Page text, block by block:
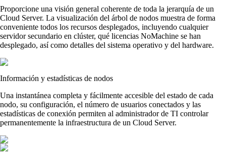
Proporcione una visión general coherente de toda la jerarquía de un
Cloud Server. La visualización del árbol de nodos muestra de forma
conveniente todos los recursos desplegados, incluyendo cualquier
servidor secundario en clúster, qué licencias NoMachine se han
desplegado, así como detalles del sistema operativo y del hardware.
Información y estadísticas de nodos
Una instantánea completa y fácilmente accesible del estado de cada
nodo, su configuración, el número de usuarios conectados y las
estadísticas de conexión permiten al administrador de TI controlar
permanentemente la infraestructura de un Cloud Server.